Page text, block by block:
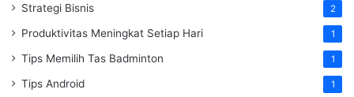
Strategi Bisnis 2
Produktivitas Meningkat Setiap Hari 1
Tips Memilih Tas Badminton 1
Tips Android 1